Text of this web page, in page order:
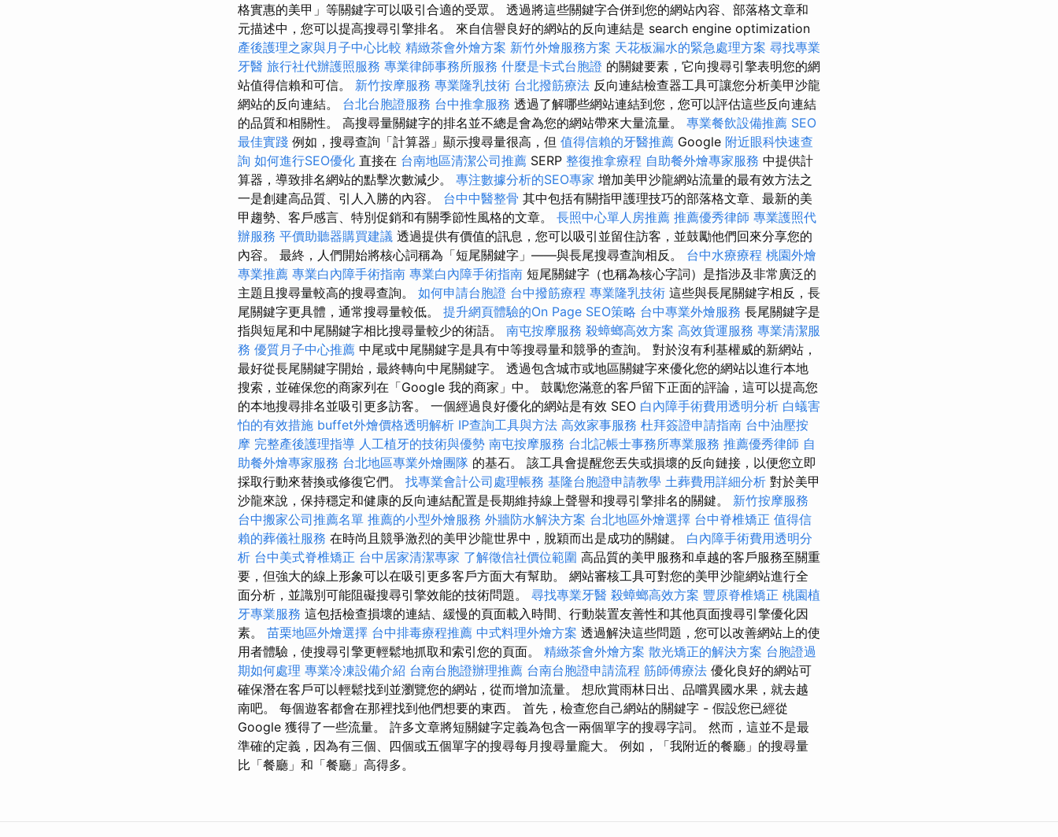
格實惠的美甲」等關鍵字可以吸引合適的受眾。 透過將這些關鍵字合併到您的網站內容、部落格文章和
元描述中，您可以提高搜尋引擎排名。 來自信譽良好的網站的反向連結是 search engine optimization
產後護理之家與月子中心比較 精緻茶會外燴方案 新竹外燴服務方案 天花板漏水的緊急處理方案 尋找專業
牙醫 旅行社代辦護照服務 專業律師事務所服務 什麼是卡式台胞證 的關鍵要素，它向搜尋引擎表明您的網
站值得信賴和可信。 新竹按摩服務 專業隆乳技術 台北撥筋療法 反向連結檢查器工具可讓您分析美甲沙龍
網站的反向連結。 台北台胞證服務 台中推拿服務 透過了解哪些網站連結到您，您可以評估這些反向連結
的品質和相關性。 高搜尋量關鍵字的排名並不總是會為您的網站帶來大量流量。 專業餐飲設備推薦 SEO
最佳實踐 例如，搜尋查詢「計算器」顯示搜尋量很高，但 值得信賴的牙醫推薦 Google 附近眼科快速查
詢 如何進行SEO優化 直接在 台南地區清潔公司推薦 SERP 整復推拿療程 自助餐外燴專家服務 中提供計
算器，導致排名網站的點擊次數減少。 專注數據分析的SEO專家 增加美甲沙龍網站流量的最有效方法之
一是創建高品質、引人入勝的內容。 台中中醫整骨 其中包括有關指甲護理技巧的部落格文章、最新的美
甲趨勢、客戶感言、特別促銷和有關季節性風格的文章。 長照中心單人房推薦 推薦優秀律師 專業護照代
辦服務 平價助聽器購買建議 透過提供有價值的訊息，您可以吸引並留住訪客，並鼓勵他們回來分享您的
內容。 最終，人們開始將核心詞稱為「短尾關鍵字」——與長尾搜尋查詢相反。 台中水療療程 桃園外燴
專業推薦 專業白內障手術指南 專業白內障手術指南 短尾關鍵字（也稱為核心字詞）是指涉及非常廣泛的
主題且搜尋量較高的搜尋查詢。 如何申請台胞證 台中撥筋療程 專業隆乳技術 這些與長尾關鍵字相反，長
尾關鍵字更具體，通常搜尋量較低。 提升網頁體驗的On Page SEO策略 台中專業外燴服務 長尾關鍵字是
指與短尾和中尾關鍵字相比搜尋量較少的術語。 南屯按摩服務 殺蟑螂高效方案 高效貨運服務 專業清潔服
務 優質月子中心推薦 中尾或中尾關鍵字是具有中等搜尋量和競爭的查詢。 對於沒有利基權威的新網站，
最好從長尾關鍵字開始，最終轉向中尾關鍵字。 透過包含城市或地區關鍵字來優化您的網站以進行本地
搜索，並確保您的商家列在「Google 我的商家」中。 鼓勵您滿意的客戶留下正面的評論，這可以提高您
的本地搜尋排名並吸引更多訪客。 一個經過良好優化的網站是有效 SEO 白內障手術費用透明分析 白蟻害
怕的有效措施 buffet外燴價格透明解析 IP查詢工具與方法 高效家事服務 杜拜簽證申請指南 台中油壓按
摩 完整產後護理指導 人工植牙的技術與優勢 南屯按摩服務 台北記帳士事務所專業服務 推薦優秀律師 自
助餐外燴專家服務 台北地區專業外燴團隊 的基石。 該工具會提醒您丟失或損壞的反向鏈接，以便您立即
採取行動來替換或修復它們。 找專業會計公司處理帳務 基隆台胞證申請教學 土葬費用詳細分析 對於美甲
沙龍來說，保持穩定和健康的反向連結配置是長期維持線上聲譽和搜尋引擎排名的關鍵。 新竹按摩服務
台中搬家公司推薦名單 推薦的小型外燴服務 外牆防水解決方案 台北地區外燴選擇 台中脊椎矯正 值得信
賴的葬儀社服務 在時尚且競爭激烈的美甲沙龍世界中，脫穎而出是成功的關鍵。 白內障手術費用透明分
析 台中美式脊椎矯正 台中居家清潔專家 了解徵信社價位範圍 高品質的美甲服務和卓越的客戶服務至關重
要，但強大的線上形象可以在吸引更多客戶方面大有幫助。 網站審核工具可對您的美甲沙龍網站進行全
面分析，並識別可能阻礙搜尋引擎效能的技術問題。 尋找專業牙醫 殺蟑螂高效方案 豐原脊椎矯正 桃園植
牙專業服務 這包括檢查損壞的連結、緩慢的頁面載入時間、行動裝置友善性和其他頁面搜尋引擎優化因
素。 苗栗地區外燴選擇 台中排毒療程推薦 中式料理外燴方案 透過解決這些問題，您可以改善網站上的使
用者體驗，使搜尋引擎更輕鬆地抓取和索引您的頁面。 精緻茶會外燴方案 散光矯正的解決方案 台胞證過
期如何處理 專業冷凍設備介紹 台南台胞證辦理推薦 台南台胞證申請流程 筋師傅療法 優化良好的網站可
確保潛在客戶可以輕鬆找到並瀏覽您的網站，從而增加流量。 想欣賞雨林日出、品嚐異國水果，就去越
南吧。 每個遊客都會在那裡找到他們想要的東西。 首先，檢查您自己網站的關鍵字 - 假設您已經從
Google 獲得了一些流量。 許多文章將短關鍵字定義為包含一兩個單字的搜尋字詞。 然而，這並不是最
準確的定義，因為有三個、四個或五個單字的搜尋每月搜尋量龐大。 例如，「我附近的餐廳」的搜尋量
比「餐廳」和「餐廳」高得多。